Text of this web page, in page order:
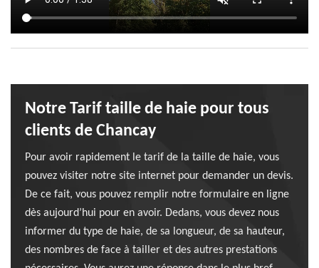
Notre Tarif taille de haie pour tous
clients de Chancay
Pour avoir rapidement le tarif de la taille de haie, vous
pouvez visiter notre site internet pour demander un devis.
De ce fait, vous pouvez remplir notre formulaire en ligne
dès aujourd’hui pour en avoir. Dedans, vous devez nous
informer du type de haie, de sa longueur, de sa hauteur,
des nombres de face à tailler et des autres prestations